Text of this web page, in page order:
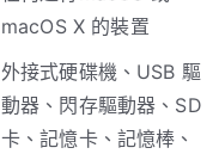
macOS X 的裝置
外接式硬碟機、USB 驅
動器、閃存驅動器、SD
卡、記憶卡、記憶棒、